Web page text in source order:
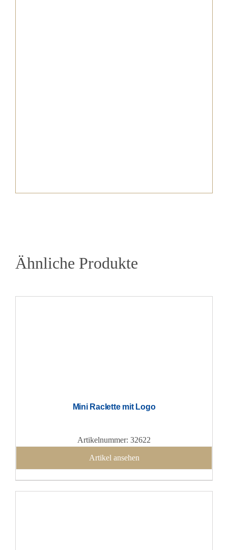
Ähnliche Produkte
Mini Raclette mit Logo
Artikelnummer: 32622
Artikel ansehen